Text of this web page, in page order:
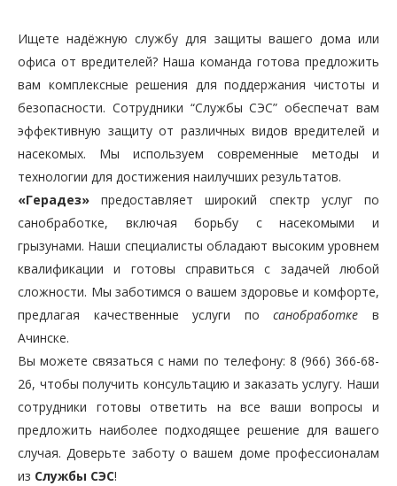
Ищете надёжную службу для защиты вашего дома или
офиса от вредителей? Наша команда готова предложить
вам комплексные решения для поддержания чистоты и
безопасности. Сотрудники “Службы СЭС” обеспечат вам
эффективную защиту от различных видов вредителей и
насекомых. Мы используем современные методы и
технологии для достижения наилучших результатов.
«Герадез» предоставляет широкий спектр услуг по
санобработке, включая борьбу с насекомыми и
грызунами. Наши специалисты обладают высоким уровнем
квалификации и готовы справиться с задачей любой
сложности. Мы заботимся о вашем здоровье и комфорте,
предлагая качественные услуги посанобработке в
Ачинске.
Вы можете связаться с нами по телефону: 8 (966) 366-68-
26, чтобы получить консультацию и заказать услугу. Наши
сотрудники готовы ответить на все ваши вопросы и
предложить наиболее подходящее решение для вашего
случая. Доверьте заботу о вашем доме профессионалам
из Службы СЭС!